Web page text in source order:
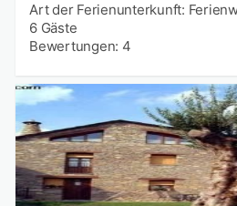
Art der Ferienunterkunft:
6 Gäste
Bewertungen: 4